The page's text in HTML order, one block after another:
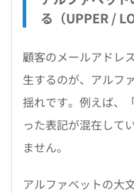
る（UPPER /
顧客のメールアドレ
生するのが、アルフ
揺れです。例えば、
った表記が混在して
ません。
アルファベットの大